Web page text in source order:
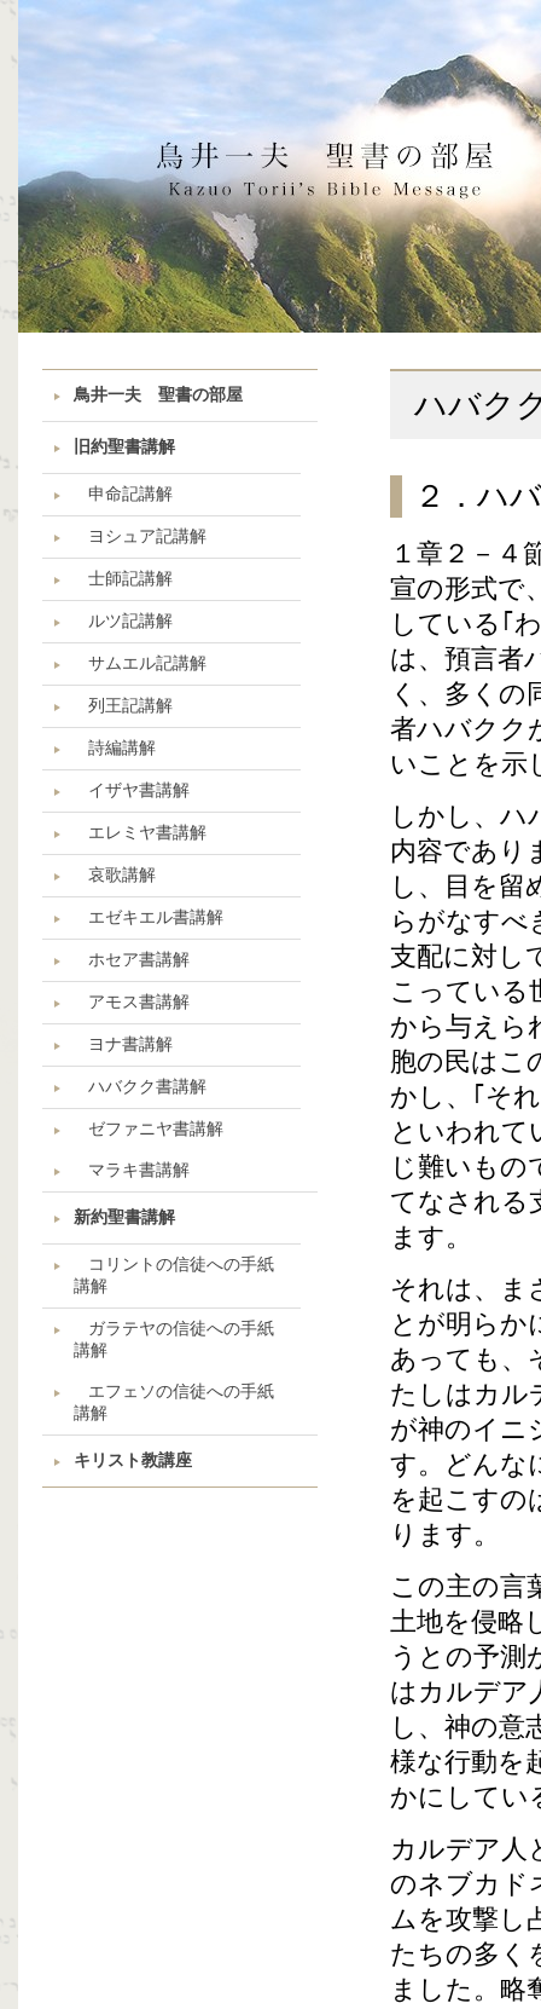
鳥井一夫 聖書の部屋
旧約聖書講解
申命記講解
ヨシュア記講解
士師記講解
ルツ記講解
サムエル記講解
列王記講解
詩編講解
イザヤ書講解
エレミヤ書講解
哀歌講解
エゼキエル書講解
ホセア書講解
アモス書講解
ヨナ書講解
ハバクク書講解
ゼファニヤ書講解
マラキ書講解
新約聖書講解
コリントの信徒への手紙
講解
ガラテヤの信徒への手紙
講解
エフェソの信徒への手紙
講解
キリスト教講座
ハバク
２．ハ
１章２－４
宣の形式で
している｢
は、預言者
く、多くの
者ハバクク
いことを示
しかし、ハ
内容であり
し、目を
らがなすべ
支配に対し
こっている
から与えら
胞の民はこ
かし、｢そ
といわれて
じ難いもの
てなされる
ます。
それは、ま
とが明らか
あっても、
たしはカル
が神のイニ
す。どんな
を起こすの
ります。
この主の言
土地を侵略
うとの予測
はカルデア
し、神の意
様な行動を
かにしてい
カルデア人
のネブカド
ムを攻撃し
たちの多く
ました。略